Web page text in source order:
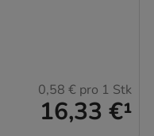
16,33 €¹
0,58 € pro 1 Stk